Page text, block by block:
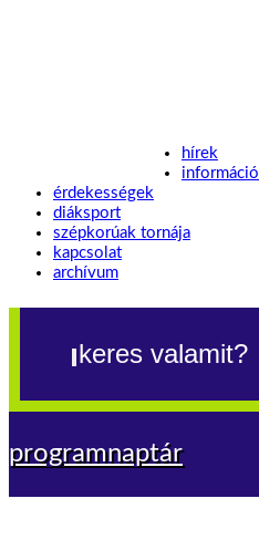
hírek
információ
érdekességek
diáksport
szépkorúak tornája
kapcsolat
archívum
programnaptár